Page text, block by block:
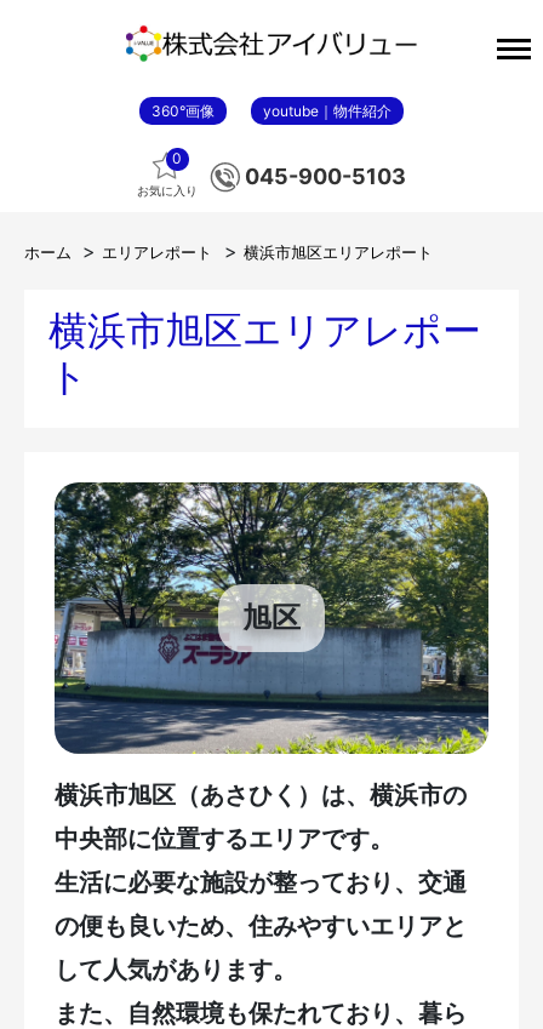
360°画像 youtube｜物件紹介
0
お気に入り
045-900-5103
ホーム エリアレポート 横浜市旭区エリアレポート
横浜市旭区エリアレポー
ト
旭区
横浜市旭区（あさひく）は、横浜市の
中央部に位置するエリアです。
生活に必要な施設が整っており、交通
の便も良いため、住みやすいエリアと
して人気があります。
また、自然環境も保たれており、暮ら